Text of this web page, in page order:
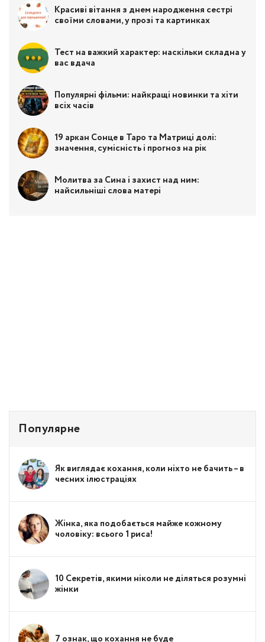
Красиві вітання з днем народження сестрі
своїми словами, у прозі та картинках
Тест на важкий характер: наскільки складна у
вас вдача
Популярні фільми: найкращі новинки та хіти
всіх часів
19 аркан Сонце в Таро та Матриці долі:
значення, сумісність і прогноз на рік
Молитва за Сина і захист над ним:
найсильніші слова матері
Популярне
Як виглядає кохання, коли ніхто не бачить – в
чесних ілюстраціях
Жінка, яка подобається майже кожному
чоловіку: всього 1 риса!
10 Секретів, якими ніколи не діляться розумні
жінки
7 ознак, що кохання не буде